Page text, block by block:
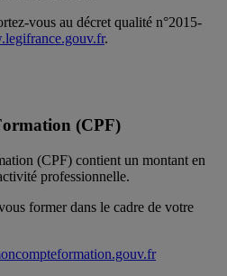
vous au décret qualité n°2015-
.
(CPF)
(CPF) contient un montant en
professionnelle.
former dans le cadre de votre